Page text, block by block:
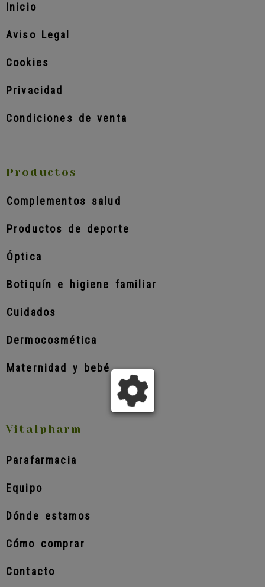
Inicio
Aviso Legal
Cookies
Privacidad
Condiciones de venta
Productos
Complementos salud
Productos de deporte
Óptica
Botiquín e higiene familiar
Cuidados
Dermocosmética
Maternidad y bebé
Vitalpharm
Parafarmacia
Equipo
Dónde estamos
Cómo comprar
Contacto